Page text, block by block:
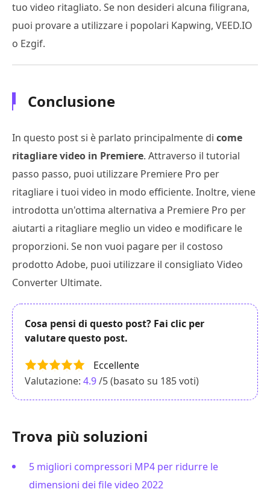
tuo video ritagliato. Se non desideri alcuna filigrana,
puoi provare a utilizzare i popolari Kapwing, VEED.IO
o Ezgif.
Conclusione
In questo post si è parlato principalmente di come
ritagliare video in Premiere. Attraverso il tutorial
passo passo, puoi utilizzare Premiere Pro per
ritagliare i tuoi video in modo efficiente. Inoltre, viene
introdotta un'ottima alternativa a Premiere Pro per
aiutarti a ritagliare meglio un video e modificare le
proporzioni. Se non vuoi pagare per il costoso
prodotto Adobe, puoi utilizzare il consigliato Video
Converter Ultimate.
Cosa pensi di questo post? Fai clic per
valutare questo post.
Eccellente
Valutazione: 4.9/5 (basato su 185voti)
Trova più soluzioni
5 migliori compressori MP4 per ridurre le
dimensioni dei file video 2022